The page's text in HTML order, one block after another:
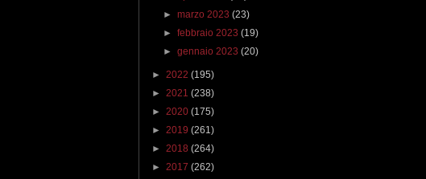
►marzo 2023(23)
►febbraio 2023(19)
►gennaio 2023(20)
► 2022 (195)
► 2021 (238)
► 2020 (175)
► 2019 (261)
► 2018 (264)
► 2017 (262)